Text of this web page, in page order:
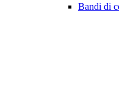
Bandi di